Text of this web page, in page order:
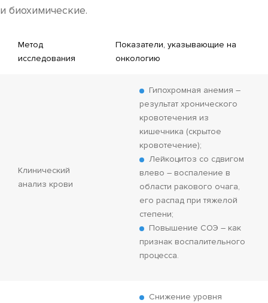
и биохимические.
Метод
исследования
Показатели, указывающие на
онкологию
Клинический
анализ крови
Гипохромная анемия –
результат хронического
кровотечения из
кишечника (скрытое
кровотечение);
Лейкоцитоз со сдвигом
влево – воспаление в
области ракового очага,
его распад при тяжелой
степени;
Повышение СОЭ – как
признак воспалительного
процесса.
Снижение уровня